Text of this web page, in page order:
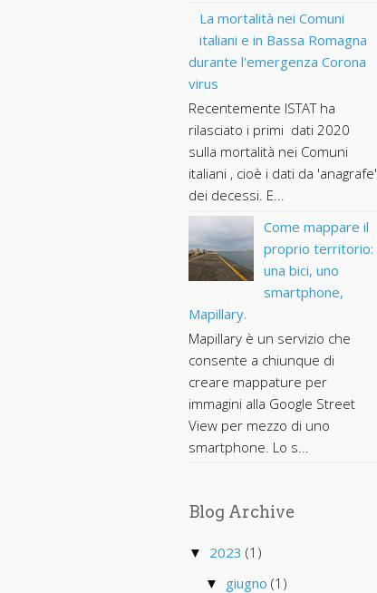
La mortalità nei Comuni
italiani e in Bassa Romagna
durante l'emergenza Corona
virus
Recentemente ISTAT ha
rilasciato i primi dati 2020
sulla mortalità nei Comuni
italiani , cioè i dati da 'anagrafe'
dei decessi. E...
Come mappare il
proprio territorio:
una bici, uno
smartphone,
Mapillary.
Mapillary è un servizio che
consente a chiunque di
creare mappature per
immagini alla Google Street
View per mezzo di uno
smartphone. Lo s...
Blog Archive
▼ 2023 (1)
▼ giugno (1)